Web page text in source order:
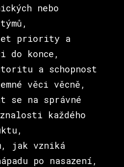
nebo
priority a
do konce,
a schopnost
věci věcně,
se na správné
každého
jak vzniká
po nasazení,